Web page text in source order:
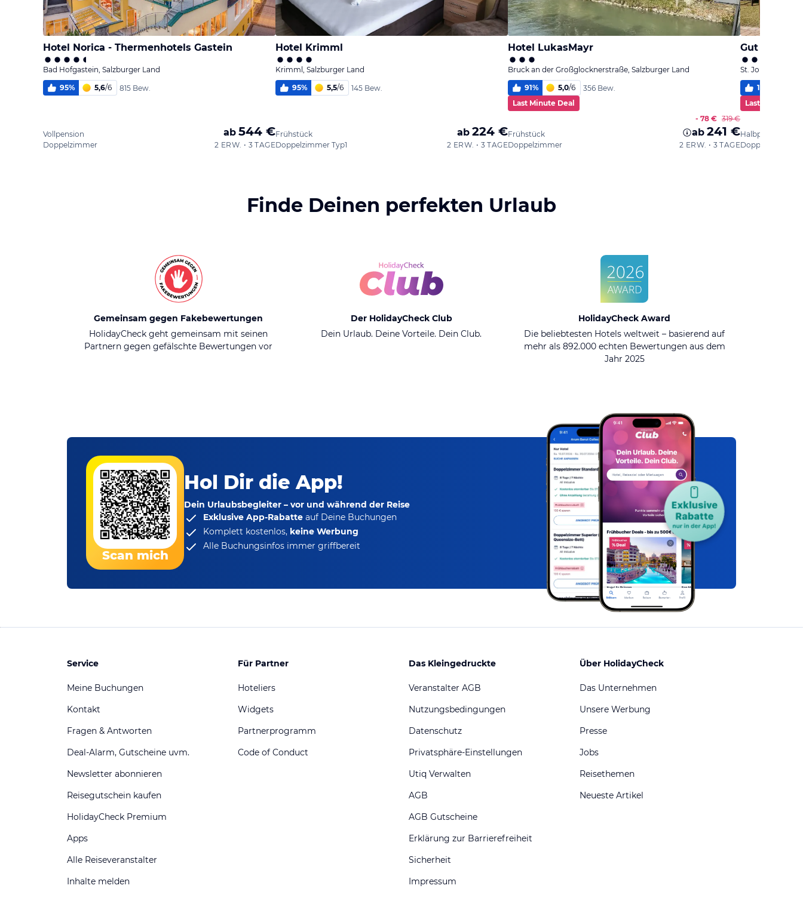
Hotel Norica - Thermenhotels Gastein
Bad Hofgastein, Salzburger Land
95% 5,6/6 815 Bew.
Vollpension
Doppelzimmer
ab 544 €
2 ERW. • 3 TAGE
Hotel Krimml
Krimml, Salzburger Land
95% 5,5/6 145 Bew.
Frühstück
Doppelzimmer Typ1
ab 224 €
2 ERW. • 3 TAGE
Hotel LukasMayr
Bruck an der Großglocknerstraße, Salzburger Land
91% 5,0/6
356 Bew.
Last Minute Deal
Frühstück
Doppelzimmer
- 78 € 319 €
ab 241 €
2 ERW. • 3 TAGE
Gut Berg
St. Johann im
100
Last Minute
Halbpension Plus
Doppelzimmer
Finde Deinen perfekten Urlaub
Gemeinsam gegen Fakebewertungen
HolidayCheck geht gemeinsam mit seinen
Partnern gegen gefälschte Bewertungen vor
Der HolidayCheck Club
Dein Urlaub. Deine Vorteile. Dein Club.
HolidayCheck Award
Die beliebtesten Hotels weltweit – basierend auf
mehr als 892.000 echten Bewertungen aus dem
Jahr 2025
Scan mich
Hol Dir die App!
Dein Urlaubsbegleiter – vor und während der Reise
Exklusive App-Rabatte auf Deine Buchungen
Komplett kostenlos, keine Werbung
Alle Buchungsinfos immer griffbereit
Service
Meine Buchungen
Kontakt
Fragen & Antworten
Deal-Alarm, Gutscheine uvm.
Newsletter abonnieren
Reisegutschein kaufen
HolidayCheck Premium
Apps
Alle Reiseveranstalter
Inhalte melden
Für Partner
Hoteliers
Widgets
Partnerprogramm
Code of Conduct
Das Kleingedruckte
Veranstalter AGB
Nutzungsbedingungen
Datenschutz
Privatsphäre-Einstellungen
Utiq Verwalten
AGB
AGB Gutscheine
Erklärung zur Barrierefreiheit
Sicherheit
Impressum
Über HolidayCheck
Das Unternehmen
Unsere Werbung
Presse
Jobs
Reisethemen
Neueste Artikel